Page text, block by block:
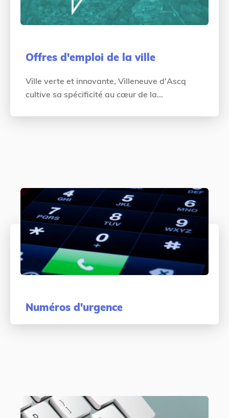
Offres d'emploi de la ville
Ville verte et innovante, Villeneuve d'Ascq
cultive sa spécificité au cœur de la...
Numéros d'urgence